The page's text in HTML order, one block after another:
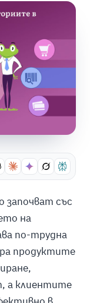
започват със
на
по-трудна
продуктите
а клиентите